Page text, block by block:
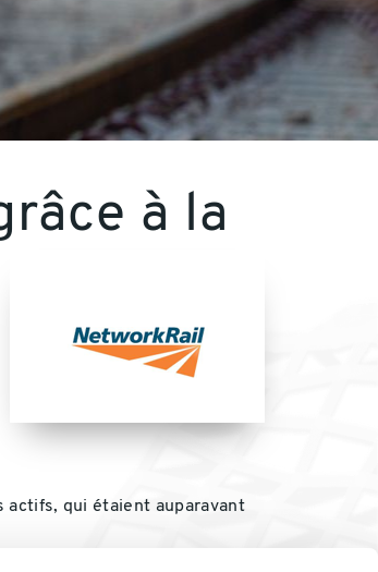
à la
actifs, qui étaient auparavant